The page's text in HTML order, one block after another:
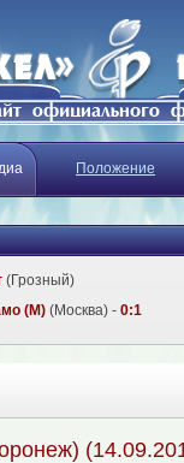
Положение
(Грозный)
(М) (Москва) - 0:1